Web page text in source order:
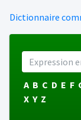
Dictionnaire
A B C D E F
X Y Z